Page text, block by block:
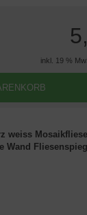
inkl. 19 %
weiss
Wand